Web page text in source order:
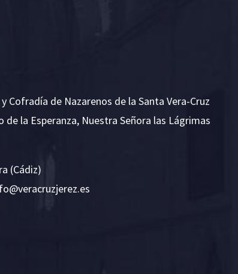
Cofradía de Nazarenos de la Santa Vera-Cruz
la Esperanza, Nuestra Señora las Lágrimas
(Cádiz)
se.ze
rejzu
rcare